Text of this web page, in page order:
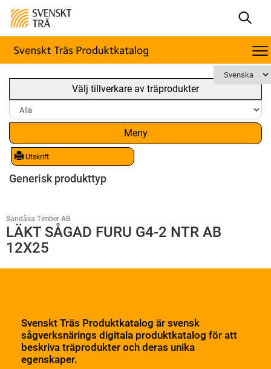
Välj tillverkare av träprodukter
Meny
Utskrift
Generisk produkttyp
Sandåsa Timber AB
LÄKT SÅGAD FURU G4-2 NTR AB
12X25
Svenskt Träs Produktkatalog är svensk
sågverksnärings digitala produktkatalog för att
beskriva träprodukter och deras unika
egenskaper.